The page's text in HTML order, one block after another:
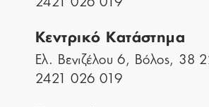
2421 026 019
Κεντρικό Κατάστημα
Ελ. Βενιζέλου 6, Βόλος, 38
2421 026 019